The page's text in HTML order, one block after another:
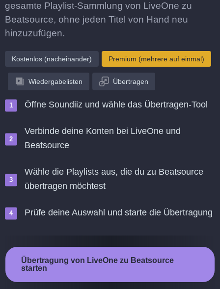
gesamte Playlist-Sammlung von LiveOne zu
Beatsource, ohne jeden Titel von Hand neu
hinzuzufügen.
Kostenlos (nacheinander) Premium (mehrere auf einmal)
Wiedergabelisten Übertragen
Öffne Soundiiz und wähle das Übertragen-Tool
Verbinde deine Konten bei LiveOne und
Beatsource
Wähle die Playlists aus, die du zu Beatsource
übertragen möchtest
Prüfe deine Auswahl und starte die Übertragung
Übertragung von LiveOne zu Beatsource
starten